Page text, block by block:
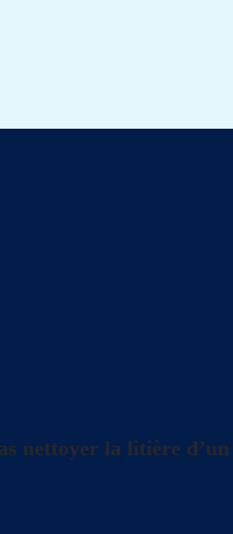
nettoyer la litière